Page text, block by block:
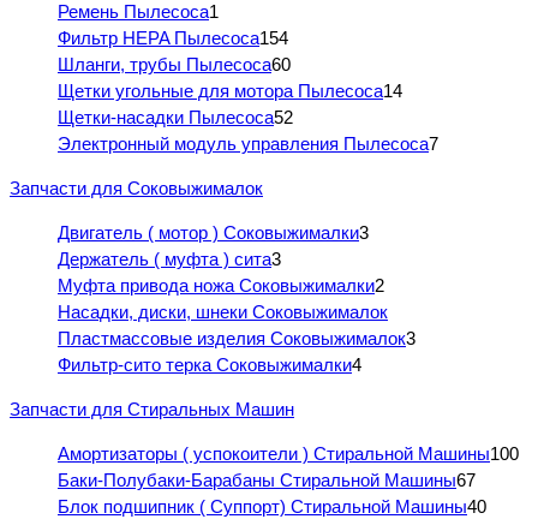
Ремень Пылесоса1
Фильтр HEPA Пылесоса154
Шланги, трубы Пылесоса60
Щетки угольные для мотора Пылесоса14
Щетки-насадки Пылесоса52
Электронный модуль управления Пылесоса7
Запчасти для Соковыжималок
Двигатель ( мотор ) Соковыжималки3
Держатель ( муфта ) сита3
Муфта привода ножа Соковыжималки2
Насадки, диски, шнеки Соковыжималок
Пластмассовые изделия Соковыжималок3
Фильтр-сито терка Соковыжималки4
Запчасти для Стиральных Машин
Амортизаторы ( успокоители ) Стиральной Машины100
Баки-Полубаки-Барабаны Стиральной Машины67
Блок подшипник ( Суппорт) Стиральной Машины40